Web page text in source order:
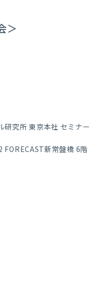
＞
研究所 東京本社 セミナー
新常盤橋 6階